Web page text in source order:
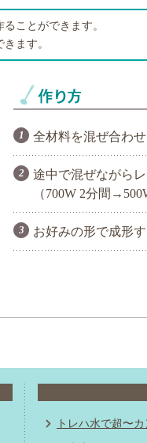
ことができます。
ます。
全材料を混ぜ合わせ
途中で混ぜながらレ
（700W 2分間
お好みの形で成形す
トレハ水で超〜